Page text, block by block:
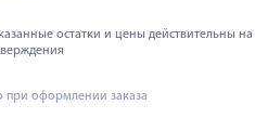
остатки и цены действительны на
при оформлении заказа